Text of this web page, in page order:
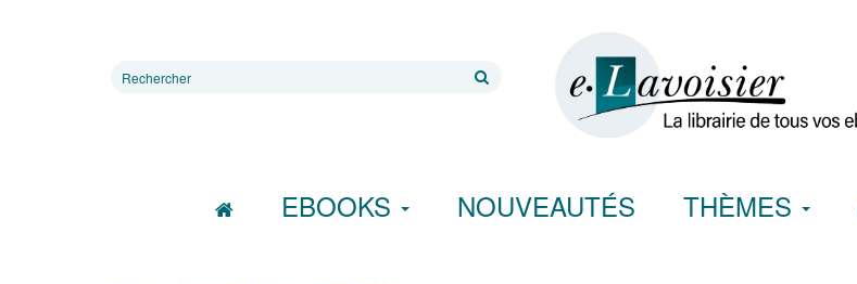
Rechercher
EBOOKS NOUVEAUTÉS THÈMES